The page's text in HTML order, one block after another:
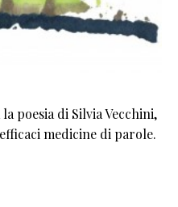
poesia di Silvia Vecchini,
medicine di parole.